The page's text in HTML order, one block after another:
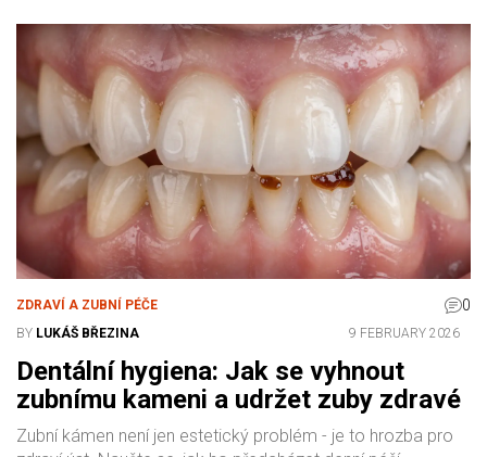
ZDRAVÍ A ZUBNÍ PÉČE 0
BY LUKÁŠ BŘEZINA 9 FEBRUARY 2026
Dentální hygiena: Jak se vyhnout
zubnímu kameni a udržet zuby zdravé
Zubní kámen není jen estetický problém - je to hrozba pro